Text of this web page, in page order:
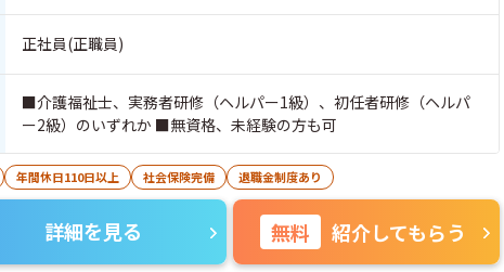
正社員(正職員)
■介護福祉士、実務者研修（ヘルパー1級）、初任者研修（ヘルパ
ー2級）のいずれか ■無資格、未経験の方も可
年間休日110日以上 社会保険完備 退職金制度あり
詳細を見る 無料 紹介してもらう